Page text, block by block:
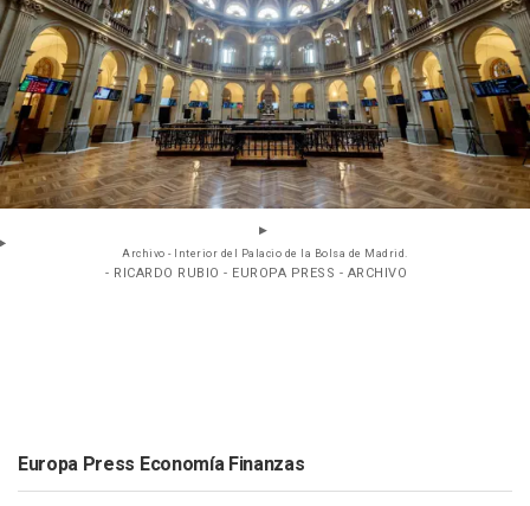
Archivo - Interior del Palacio de la Bolsa de Madrid.
- RICARDO RUBIO - EUROPA PRESS - ARCHIVO
Europa Press Economía Finanzas